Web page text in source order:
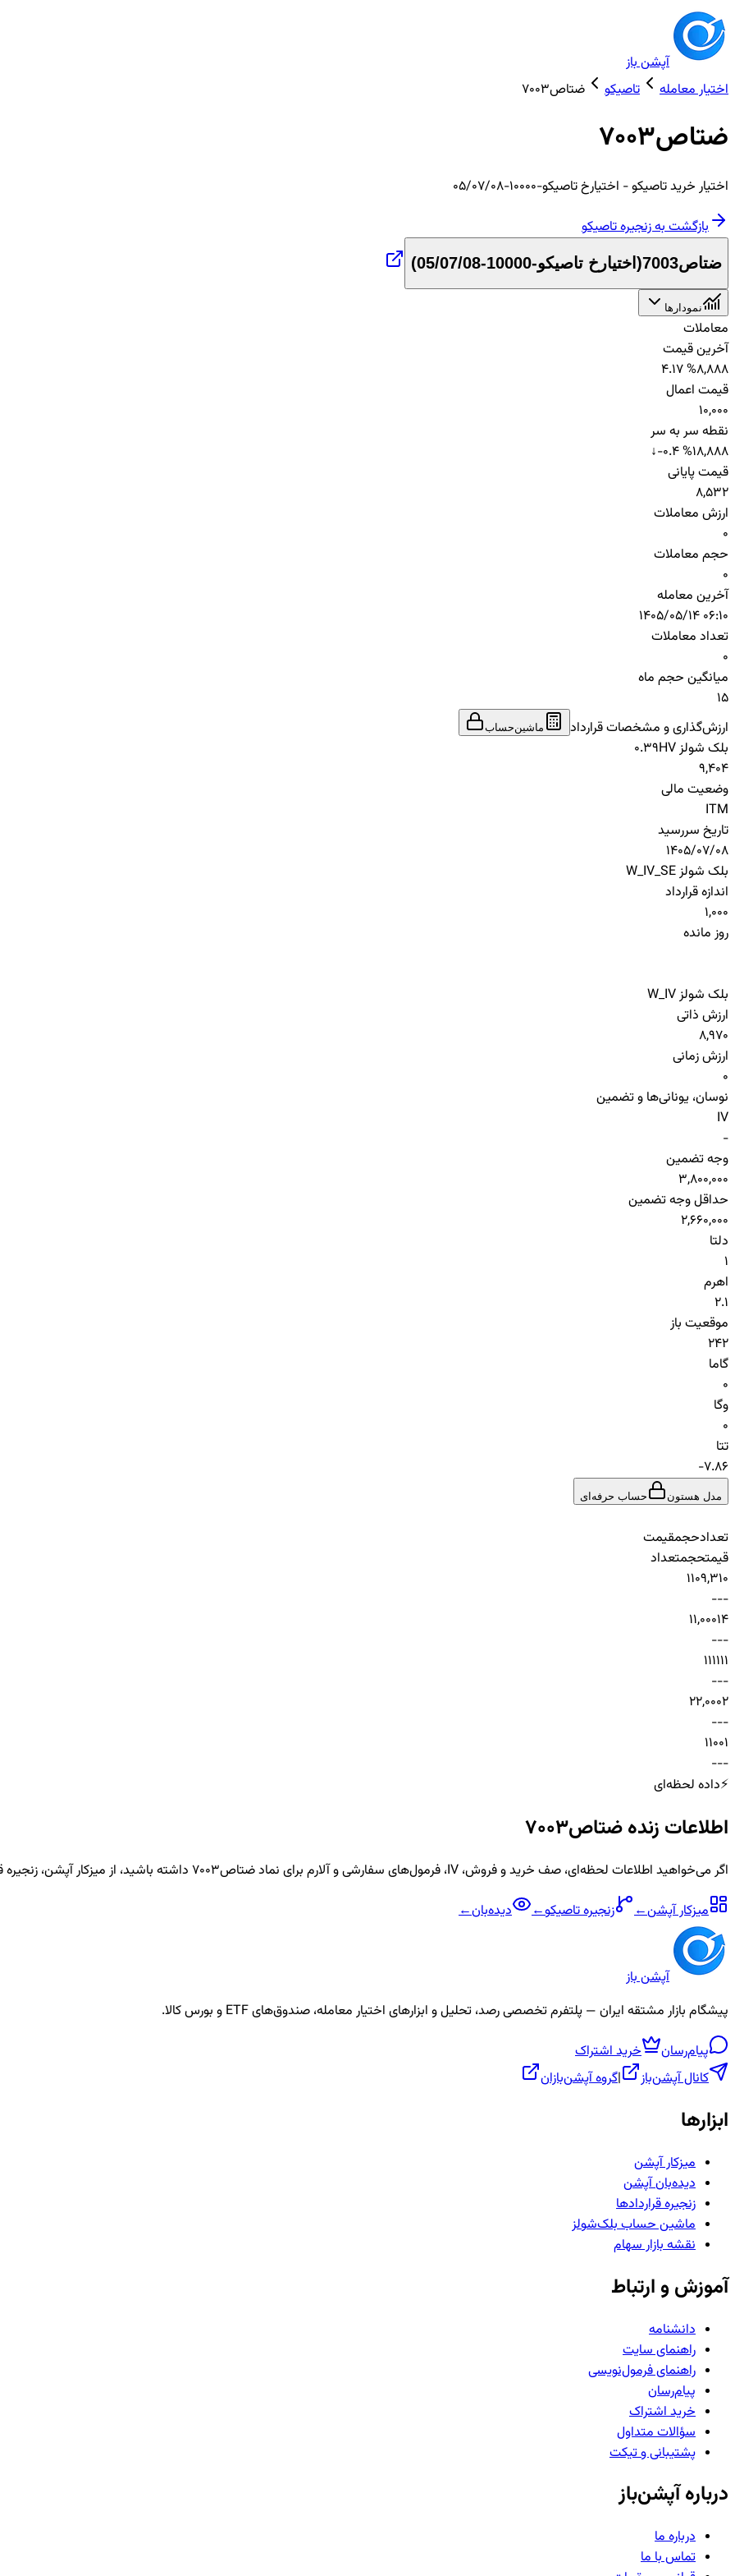
آپشن باز
اختیار معامله
تاصیکو ضتاص7003
ضتاص7003
اختیار خریدتاصیکو- اختیارخ تاصیکو-10000-05/07/08
بازگشت به زنجیرهتاصیکو
ضتاص7003 ( اختیارخ تاصیکو-10000-05/07/08 )
نمودارها
معاملات
آخرین قیمت
8,888
4.17 %
قیمت اعمال
10,000
نقطه سر به سر
18,888
↓-0.4 %
قیمت پایانی
8,532
ارزش معاملات
0
حجم معاملات
0
آخرین معامله
1405/05/14 06:10
تعداد معاملات
0
میانگین حجم ماه
15
ارزش‌گذاری و مشخصات قرارداد
ماشین‌حساب
بلک شولز HV
0.39
9,404
وضعیت مالی
ITM
تاریخ سررسید
1405/07/08
بلک شولز W_IV_SE
اندازه قرارداد
1,000
روز مانده
بلک شولز W_IV
ارزش ذاتی
8,970
ارزش زمانی
0
نوسان، یونانی‌ها و تضمین
IV
-
وجه تضمین
3,800,000
حداقل وجه تضمین
2,660,000
دلتا
1
اهرم
2.1
موقعیت باز
242
گاما
0
وگا
0
تتا
-7.86
مدل هستون حساب حرفه‌ای
تعدادحجمقیمت
قیمتحجمتعداد
1109,310
-
-
-
11,00014
-
-
-
111111
-
-
-
22,0002
-
-
-
11001
-
-
-
⚡داده لحظه‌ای
اطلاعات زندهضتاص7003
اگر می‌خواهید اطلاعات لحظه‌ای، صف خرید و فروش، IV، فرمول‌های سفارشی و آلارم برای نماد ضتاص7003
داشته باشید، از میزکار آپشن، زنجیره
میزکار آپشن← زنجیرهتاصیکو← دیده‌بان←
آپشن باز
پیشگام بازار مشتقه ایران — پلتفرم تخصصی رصد، تحلیل و ابزارهای اختیار معامله، صندوق‌های ETF و بورس کالا.
پیام‌رسان
خرید اشتراک
کانال آپشن‌باز
|گروه آپشن‌بازان
ابزارها
میزکار آپشن
دیده‌بان آپشن
زنجیره قراردادها
ماشین حساب بلک‌شولز
نقشه بازار سهام
آموزش و ارتباط
دانشنامه
راهنمای سایت
راهنمای فرمول‌نویسی
پیام‌رسان
خرید اشتراک
سؤالات متداول
پشتیبانی و تیکت
درباره آپشن‌باز
درباره ما
تماس با ما